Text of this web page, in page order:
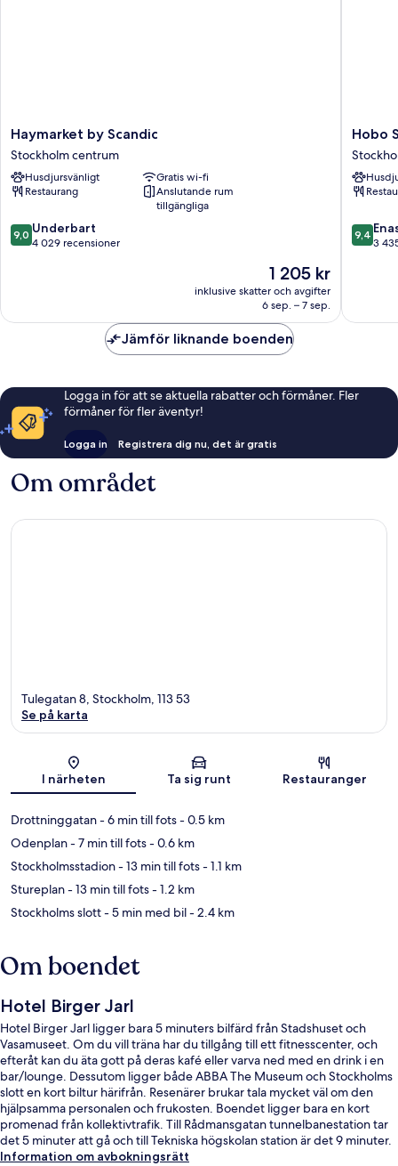
Haymarket
by
Scandic
Stockholm
centrum
Haymarket by Scandic
Stockholm centrum
Husdjursvänligt
Gratis wi-fi
Restaurang
Anslutande rum
tillgängliga
9.0
av
9,0 Underbart
4 029 recensioner
Priset
1 205 kr
1 205 kr
inklusive skatter och avgifter
6 sep. – 7 sep.
Hobo
centrum
Hobo
9.4
av
9,4
3
Jämför liknande boenden
Logga in för att se aktuella rabatter och förmåner. Fler
förmåner för fler äventyr!
Logga in Registrera dig nu, det är gratis
Om området
Karta
Tulegatan 8, Stockholm, 113 53
Se på karta
I närheten Ta sig runt Restauranger
Drottninggatan- 6 min till fots- 0.5 km
Odenplan- 7 min till fots- 0.6 km
Stockholmsstadion- 13 min till fots- 1.1 km
Stureplan- 13 min till fots- 1.2 km
Stockholms slott- 5 min med bil- 2.4 km
Om boendet
Hotel Birger Jarl
Hotel Birger Jarl ligger bara 5 minuters bilfärd från Stadshuset och
Vasamuseet. Om du vill träna har du tillgång till ett fitnesscenter, och
efteråt kan du äta gott på deras kafé eller varva ned med en drink i en
bar/lounge. Dessutom ligger både ABBA The Museum och Stockholms
slott en kort biltur härifrån. Resenärer brukar tala mycket väl om den
hjälpsamma personalen och frukosten. Boendet ligger bara en kort
promenad från kollektivtrafik. Till Rådmansgatan tunnelbanestation tar
det 5 minuter att gå och till Tekniska högskolan station är det 9 minuter.
Information om avbokningsrätt